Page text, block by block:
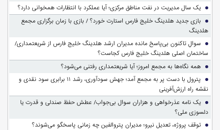
یک سال مدیریت در نفت مناطق مرکزی؛ آیا عملکرد با انتظارات همخوانی دارد؟
بازی جدید هلدینگ خلیج فارس استارت خورد؟ / بازی با زمان برگزاری مجمع
هلدینگ
سوالِ تاکنون بی‌پاسخ مانده مدیران ارشد هلدینگ خلیج فارس از شریعتمداری/
ساختمان اصلی هلدینگ خلیج فارس کجاست؟
همه نگاه‌ها به مجمع امروز؛ آیا شریعتمداری رفتنی می‌شود؟
پترول با دست پر به مجمع آمد؛ جهش سودآوری، رشد ۱۱ برابری سود نقدی و
نقشه راه ارزش‌آفرینی
یک نامه عذرخواهی و هزاران سوال بی‌جواب/ عطش حفظ صندلی و قدرت یا
دلسوزی ملی؟
توقف پروژه، تعدیل نیرو؛ مدیران پتروالفین چه زمانی پاسخگو می‌شوند؟